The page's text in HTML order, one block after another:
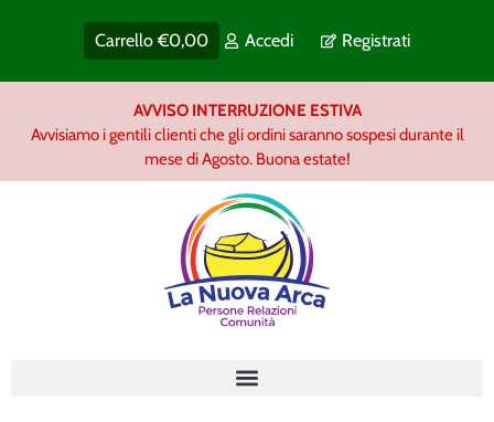
Carrello€0,00 Accedi Registrati
AVVISO INTERRUZIONE ESTIVA
Avvisiamo i gentili clienti che gli ordini saranno sospesi durante il
mese di Agosto. Buona estate!